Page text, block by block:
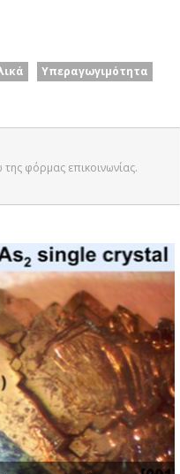
Υπεραγωγιμότητα
φόρμας επικοινωνίας.